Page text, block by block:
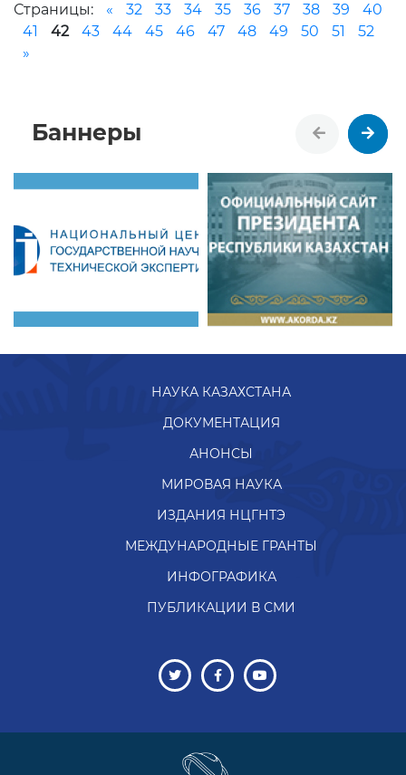
Страницы: « 32 33 34 35 36 37 38 39
40
41
42 43 44 45 46 47 48 49 50 51
52
»
Баннеры
НАУКА КАЗАХСТАНА
ДОКУМЕНТАЦИЯ
АНОНСЫ
МИРОВАЯ НАУКА
ИЗДАНИЯ НЦГНТЭ
МЕЖДУНАРОДНЫЕ ГРАНТЫ
ИНФОГРАФИКА
ПУБЛИКАЦИИ В СМИ